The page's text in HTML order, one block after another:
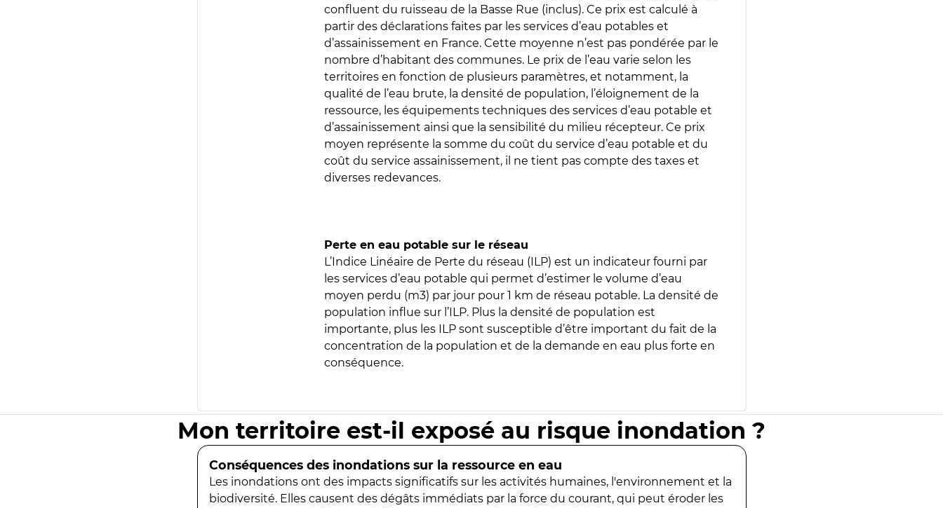
confluent du ruisseau de la Basse Rue (inclus). Ce prix est calculé à
partir des déclarations faites par les services d’eau potables et
d’assainissement en France. Cette moyenne n’est pas pondérée par le
nombre d’habitant des communes. Le prix de l’eau varie selon les
territoires en fonction de plusieurs paramètres, et notamment, la
qualité de l’eau brute, la densité de population, l’éloignement de la
ressource, les équipements techniques des services d’eau potable et
d’assainissement ainsi que la sensibilité du milieu récepteur. Ce prix
moyen représente la somme du coût du service d’eau potable et du
coût du service assainissement, il ne tient pas compte des taxes et
diverses redevances.
Perte en eau potable sur le réseau
L’Indice Linéaire de Perte du réseau (ILP) est un indicateur fourni par
les services d’eau potable qui permet d’estimer le volume d’eau
moyen perdu (m3) par jour pour 1 km de réseau potable. La densité de
population influe sur l’ILP. Plus la densité de population est
importante, plus les ILP sont susceptible d’être important du fait de la
concentration de la population et de la demande en eau plus forte en
conséquence.
Mon territoire est-il exposé au risque inondation ?
Conséquences des inondations sur la ressource en eau
Les inondations ont des impacts significatifs sur les activités humaines, l'environnement et la
biodiversité. Elles causent des dégâts immédiats par la force du courant, qui peut éroder les